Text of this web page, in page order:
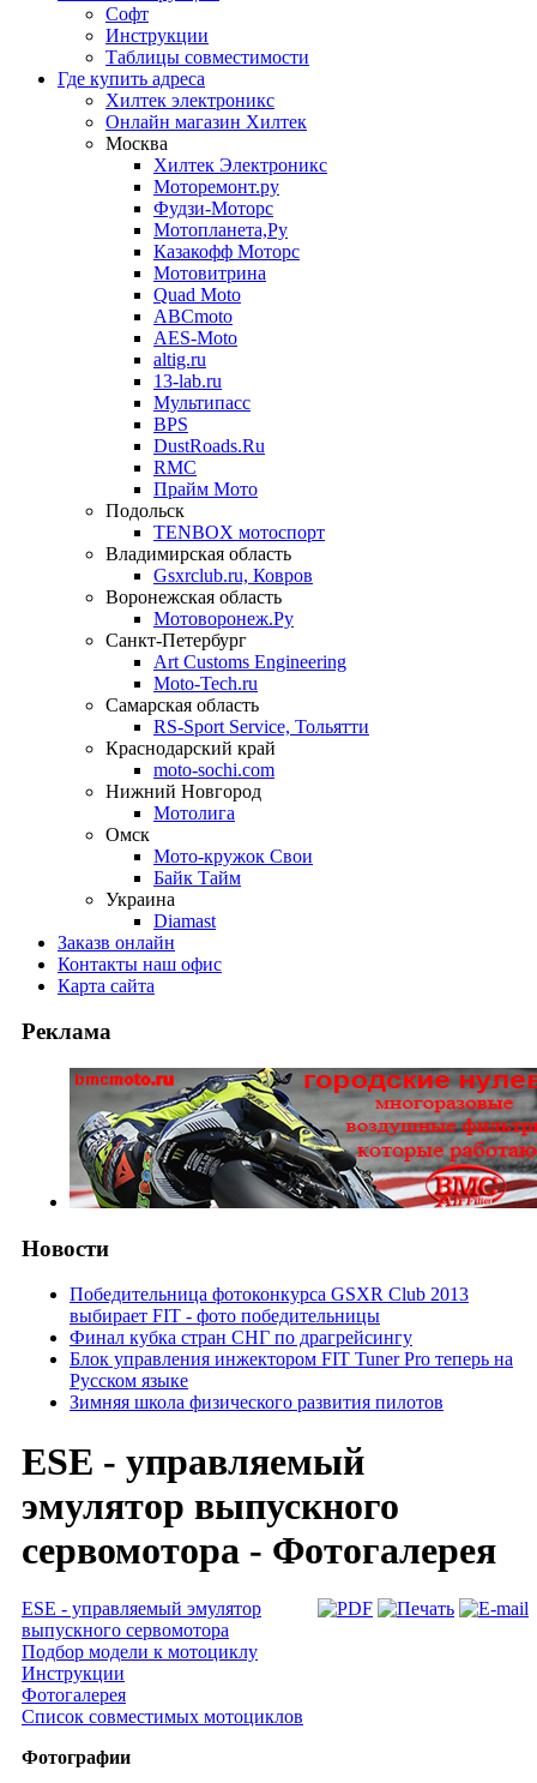
Софт
Инструкции
Таблицы совместимости
Где купить адреса
Хилтек электроникс
Онлайн магазин Хилтек
Москва
Хилтек Электроникс
Моторемонт.ру
Фудзи-Моторс
Мотопланета,Ру
Казакофф Моторс
Мотовитрина
Quad Moto
ABCmoto
AES-Moto
altig.ru
13-lab.ru
Мультипасс
BPS
DustRoads.Ru
RMC
Прайм Мото
Подольск
TENBOX мотоспорт
Владимирская область
Gsxrclub.ru, Ковров
Воронежская область
Мотоворонеж.Ру
Санкт-Петербург
Art Customs Engineering
Moto-Tech.ru
Самарская область
RS-Sport Service, Тольятти
Краснодарский край
moto-sochi.com
Нижний Новгород
Мотолига
Омск
Мото-кружок Свои
Байк Тайм
Украина
Diamast
Заказв онлайн
Контакты наш офис
Карта сайта
Реклама
Новости
Победительница фотоконкурса GSXR Club 2013
выбирает FIT - фото победительницы
Финал кубка стран СНГ по драгрейсингу
Блок управления инжектором FIT Tuner Pro теперь на
Русском языке
Зимняя школа физического развития пилотов
ESE - управляемый
эмулятор выпускного
сервомотора - Фотогалерея
ESE - управляемый эмулятор
выпускного сервомотора
Подбор модели к мотоциклу
Инструкции
Фотогалерея
Список совместимых мотоциклов
Фотографии